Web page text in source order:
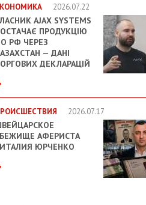
2026.07.22
AJAX SYSTEMS
ПРОДУКЦІЮ
РФ ЧЕРЕЗ
— ДАНІ
ДЕКЛАРАЦІЙ
2026.07.17
АФЕРИСТА
ЮРЧЕНКО